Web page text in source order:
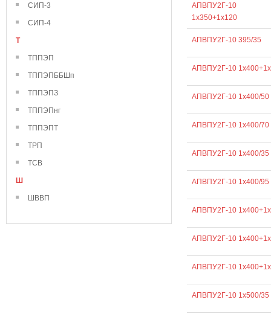
СИП-3
СИП-4
Т
ТППЭП
ТППЭПББШп
ТППЭПЗ
ТППЭПнг
ТППЭПТ
ТРП
ТСВ
Ш
ШВВП
АПВПУ2Г-10
1х350+1х120
АПВПУ2Г-10 395/35
АПВПУ2Г-10
АПВПУ2Г-10 1х400/50
АПВПУ2Г-10 1х400/70
АПВПУ2Г-10 1х400/35
АПВПУ2Г-10 1х400/95
АПВПУ2Г-10
АПВПУ2Г-10
АПВПУ2Г-10
АПВПУ2Г-10 1х500/35